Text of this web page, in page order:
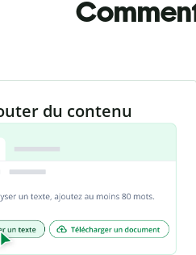
du contenu